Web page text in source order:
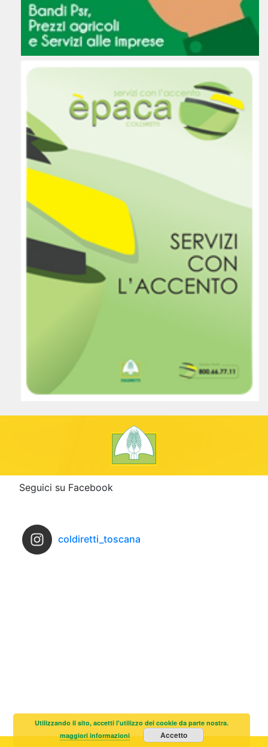
Seguici su Facebook
coldiretti_toscana
Utilizzando il sito, accetti l'utilizzo dei cookie da parte nostra.
maggiori informazioni
Accetto